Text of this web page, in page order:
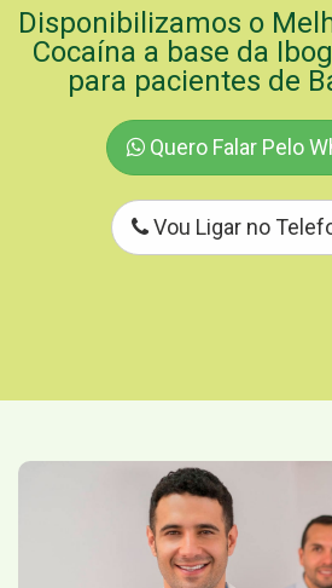
Disponibilizamos o
Cocaína a base da
para pacientes de
Quero Falar Pelo
Vou Ligar no